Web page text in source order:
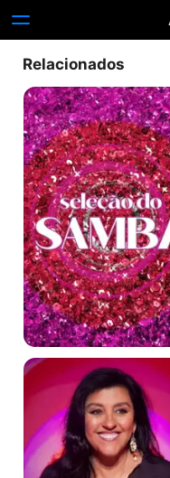
Relacionados
Seleção
do
Samba
Esquenta!